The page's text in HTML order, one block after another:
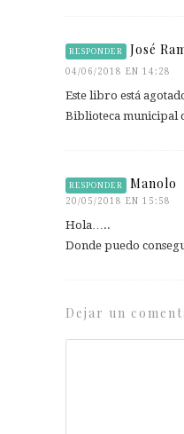
RESPONDER José
04/06/2018 EN 14:28
Este libro está
Biblioteca municipal
RESPONDER Manolo
20/05/2018 EN 15:58
Hola…..
Donde puedo
Dejar un